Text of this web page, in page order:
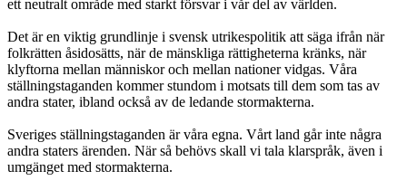
ett neutralt område med starkt försvar i vår del av världen.
Det är en viktig grundlinje i svensk utrikespolitik att säga ifrån när
folkrätten åsidosätts, när de mänskliga rättigheterna kränks, när
klyftorna mellan människor och mellan nationer vidgas. Våra
ställningstaganden kommer stundom i motsats till dem som tas av
andra stater, ibland också av de ledande stormakterna.
Sveriges ställningstaganden är våra egna. Vårt land går inte några
andra staters ärenden. När så behövs skall vi tala klarspråk, även i
umgänget med stormakterna.